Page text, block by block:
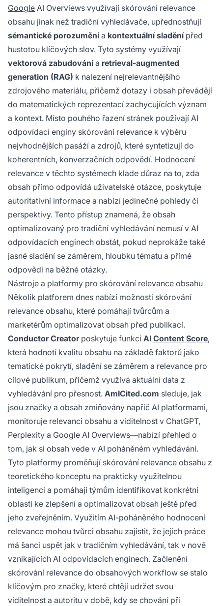
Google AI Overviews využívají skórování relevance
obsahu jinak než tradiční vyhledávače, upřednostňují
sémantické porozuměnía kontextuální sladěnípřed
hustotou klíčových slov. Tyto systémy využívají
vektorová zabudovánía retrieval-augmented
generation (RAG) k nalezení nejrelevantnějšího
zdrojového materiálu, přičemž dotazy i obsah převádějí
do matematických reprezentací zachycujících význam
a kontext. Místo pouhého řazení stránek používají AI
odpovídací enginy skórování relevance k výběru
nejvhodnějších pasáží a zdrojů, které syntetizují do
koherentních, konverzačních odpovědí. Hodnocení
relevance v těchto systémech klade důraz na to, zda
obsah přímo odpovídá uživatelské otázce, poskytuje
autoritativní informace a nabízí jedinečné pohledy či
perspektivy. Tento přístup znamená, že obsah
optimalizovaný pro tradiční vyhledávání nemusí v AI
odpovídacích enginech obstát, pokud neprokáže také
jasné sladění se záměrem, hloubku tématu a přímé
odpovědi na běžné otázky.
Nástroje a platformy pro skórování relevance obsahu
Několik platforem dnes nabízí možnosti skórování
relevance obsahu, které pomáhají tvůrcům a
marketérům optimalizovat obsah před publikací.
Conductor Creatorposkytuje funkci AI Content Score,
která hodnotí kvalitu obsahu na základě faktorů jako
tematické pokrytí, sladění se záměrem a relevance pro
cílové publikum, přičemž využívá aktuální data z
vyhledávání pro přesnost. AmICited.com sleduje, jak
jsou značky a obsah zmiňovány napříč AI platformami,
monitoruje relevanci obsahu a viditelnost v ChatGPT,
Perplexity a Google AI Overviews—nabízí přehled o
tom, jak si obsah vede v AI poháněném vyhledávání.
Tyto platformy proměňují skórování relevance obsahu z
teoretického konceptu na prakticky využitelnou
inteligenci a pomáhají týmům identifikovat konkrétní
oblasti ke zlepšení a optimalizovat obsah ještě před
jeho zveřejněním. Využitím AI-poháněného hodnocení
relevance mohou tvůrci obsahu zajistit, že jejich práce
má šanci uspět jak v tradičním vyhledávání, tak v nově
vznikajících AI odpovídacích enginech. Začlenění
skórování relevance do obsahových workflow se stalo
klíčovým pro značky, které chtějí udržet svou
viditelnost a autoritu v době, kdy se chování při